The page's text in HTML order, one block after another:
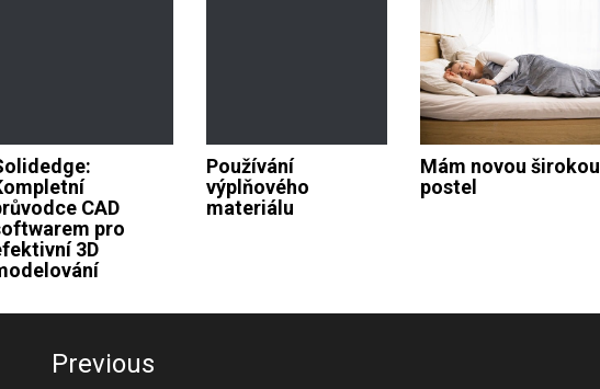
CAD
pro
3D
Používání
výplňového
materiálu
Mám novou širokou
postel
Previous